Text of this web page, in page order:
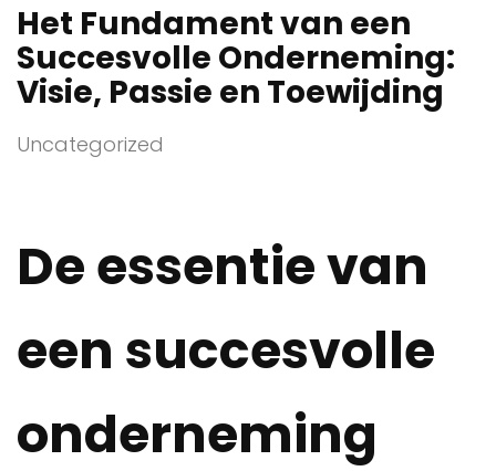
Het Fundament van een
Succesvolle Onderneming:
Visie, Passie en Toewijding
Uncategorized
De essentie van
een succesvolle
onderneming